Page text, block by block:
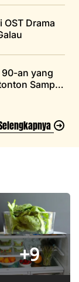
OST Drama
90-an yang
Sampai
+9